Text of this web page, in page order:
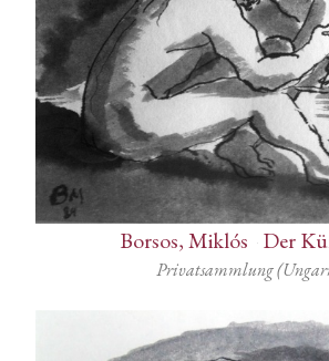
Borsos, Miklós -Der
Privatsammlung